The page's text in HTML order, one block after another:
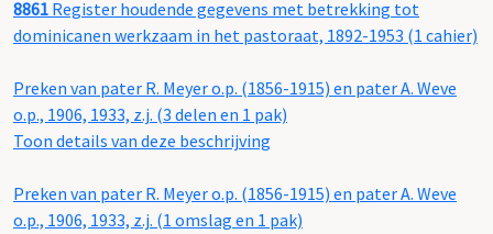
8861 Register houdende gegevens met betrekking tot
dominicanen werkzaam in het pastoraat, 1892-1953 (1 cahier)
Preken van pater R. Meyer o.p. (1856-1915) en pater A. Weve
o.p., 1906, 1933, z.j. (3 delen en 1 pak)
Toon details van deze beschrijving
Preken van pater R. Meyer o.p. (1856-1915) en pater A. Weve
o.p., 1906, 1933, z.j. (1 omslag en 1 pak)